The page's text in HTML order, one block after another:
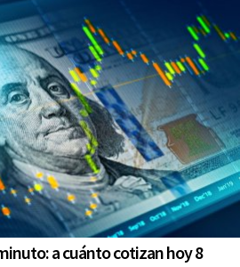
a cuánto cotizan hoy 8